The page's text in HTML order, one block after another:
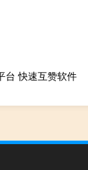
台 快速互赞软件